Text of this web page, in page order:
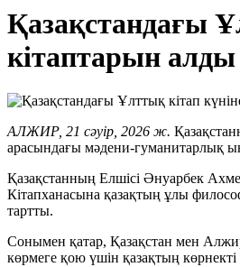
Қазақстандағы
кітаптарын алды
АЛЖИР, 21 сәуір, 2026 ж.
арасындағы мәдени-гуманитарлық
Қазақстанның Елшісі Әнуарбек
Кітапханасына қазақтың ұлы
тартты.
Сонымен қатар, Қазақстан мен
көрмеге қою үшін қазақтың